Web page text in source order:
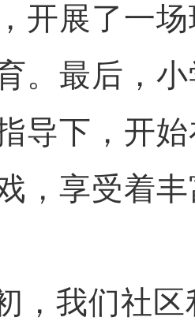
开展了一
。最后，
导下，开始
，享受着
我们社区